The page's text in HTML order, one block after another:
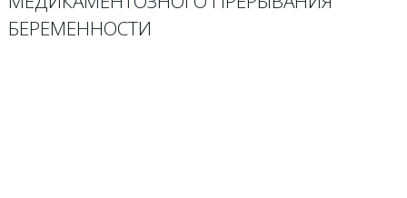
БЕРЕМЕННОСТИ